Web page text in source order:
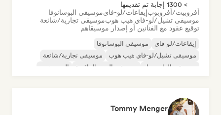
> 1300 إجابة تم تقديمها
أفروبيت/أفروبوبإيقاعات/لو-فايموسيقى البوسانوفا
موسيقى تشيل/لو-فاي هيب هوبموسيقى تجارية/شائعة
توقيع عقود مع الفنانين أو إصدار موسيقاهم
إيقاعات/لو-فاي
موسيقى البوسانوفا
موسيقى تشيل/لو-فاي هيب هوب
موسيقى تجارية/شائعة
موسيقى الدانسهول
موسيقى البوب الراقصة
الهيب هوب
Tommy Menger